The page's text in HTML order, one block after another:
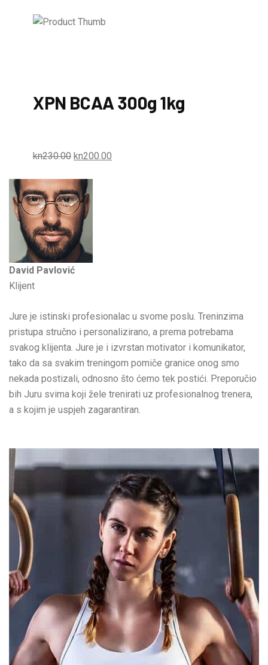
XPN BCAA 300g 1kg
kn230.00 kn200.00
David Pavlović
Klijent
Jure je istinski profesionalac u svome poslu. Treninzima
pristupa stručno i personalizirano, a prema potrebama
svakog klijenta. Jure je i izvrstan motivator i komunikator,
tako da sa svakim treningom pomiče granice onog smo
nekada postizali, odnosno što ćemo tek postići. Preporučio
bih Juru svima koji žele trenirati uz profesionalnog trenera,
a s kojim je uspjeh zagarantiran.